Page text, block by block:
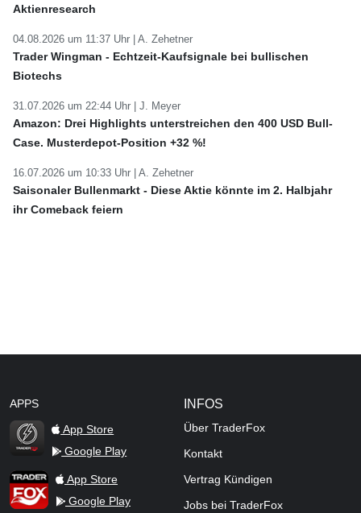
Aktienresearch
04.08.2026 um 11:37 Uhr | A. Zehetner
Trader Wingman - Echtzeit-Kaufsignale bei bullischen
Biotechs
31.07.2026 um 22:44 Uhr | J. Meyer
Amazon: Drei Highlights unterstreichen den 400 USD Bull-
Case. Musterdepot-Position +32 %!
16.07.2026 um 10:33 Uhr | A. Zehetner
Saisonaler Bullenmarkt - Diese Aktie könnte im 2. Halbjahr
ihr Comeback feiern
APPS
TraderFox Flash
App Store
Google Play
TraderFox AppApp Store
Google Play
INFOS
Über TraderFox
Kontakt
Vertrag Kündigen
Jobs bei TraderFox